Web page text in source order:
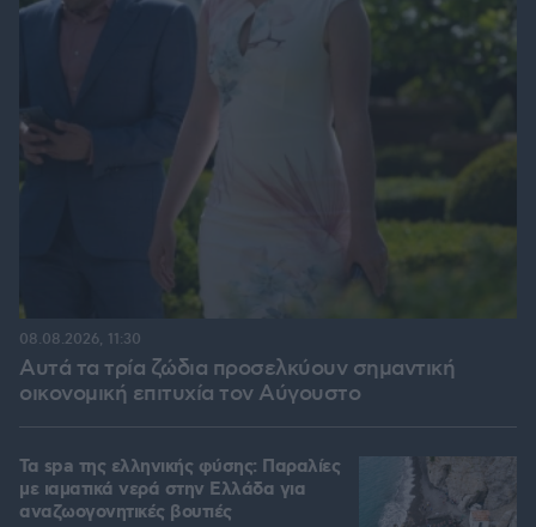
Αυτά τα τρία ζώδια προσελκύουν σημαντική
οικονομική επιτυχία τον Αύγουστο
08.08.2026, 11:30
Τα spa της ελληνικής φύσης: Παραλίες
με ιαματικά νερά στην Ελλάδα για
αναζωογονητικές βουτιές